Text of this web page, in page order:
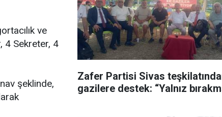
ve
4 Sekreter, 4
şeklinde,
Zafer Partisi Sivas
gazilere destek: “Yalnız